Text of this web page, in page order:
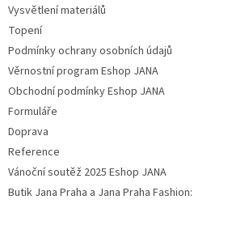
Vysvětlení materiálů
Topení
Podmínky ochrany osobních údajů
Věrnostní program Eshop JANA
Obchodní podmínky Eshop JANA
Formuláře
Doprava
Reference
Vánoční soutěž 2025 Eshop JANA
Butik Jana Praha a Jana Praha Fashion: